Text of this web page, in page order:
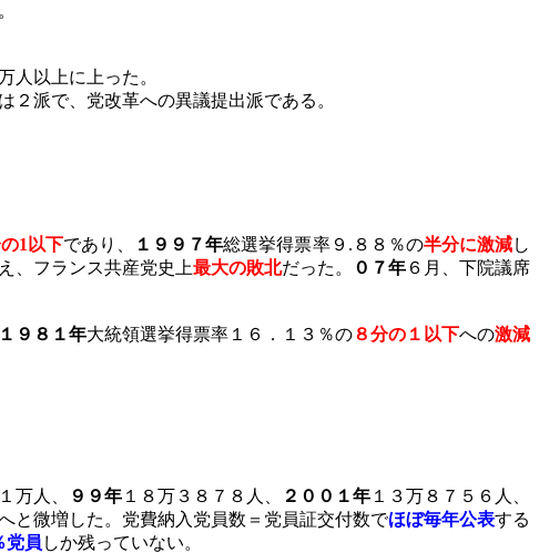
人以上に上った。
派で、党改革への異議提出派である。
1 以下であり、 １９９７年総選挙得票率９ . ８８％の半分に激減し
、フランス共産党史上最大の敗北だった。 ０７年 ６月、下院議席
１９８１年大統領選挙得票率１６．１３％の８分の１以下への激減
万人、 ９９年 １８万３８７８人、 ２００１年 １３万８７５６人、
と微増した。党費納入党員数＝党員証交付数でほぼ毎年公表する
党員 しか残っていない。